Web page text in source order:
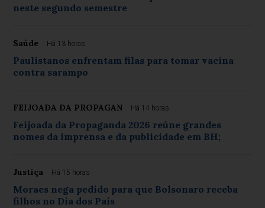
neste segundo semestre
Saúde Há 13 horas
Paulistanos enfrentam filas para tomar vacina
contra sarampo
FEIJOADA DA PROPAGAN Há 14 horas
Feijoada da Propaganda 2026 reúne grandes
nomes da imprensa e da publicidade em BH;
Justiça Há 15 horas
Moraes nega pedido para que Bolsonaro receba
filhos no Dia dos Pais